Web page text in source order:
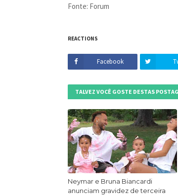
Fonte: Forum
REACTIONS
Facebook
TALVEZ VOCÊ GOSTE DESTAS
Neymar e Bruna Biancardi
anunciam gravidez de terceira